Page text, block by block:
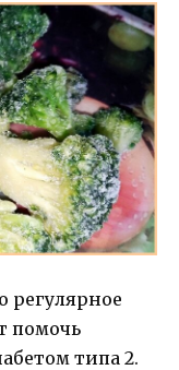
регулярное
помочь
типа 2.